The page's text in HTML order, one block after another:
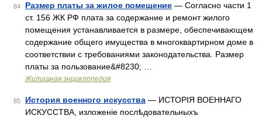
84 Размер платы за жилое помещение — Согласно части 1
ст. 156 ЖК РФ плата за содержание и ремонт жилого
помещения устанавливается в размере, обеспечивающем
содержание общего имущества в многоквартирном доме в
соответствии с требованиями законодательства. Размер
платы за пользование&#8230; …
Жилищная энциклопедия
85 История военного искусства — ИСТОРІЯ ВОЕННАГО
ИСКУССТВА, изложеніе послѣдовательныхъ